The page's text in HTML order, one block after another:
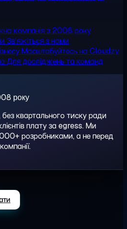
компанія з 2008 року
Зв'яжіться з нами
Масштабуйтесь на Cloudzy
Для досліджень та команд
року
без квартального тиску ради
плату за egress. Ми
розробниками, а не перед